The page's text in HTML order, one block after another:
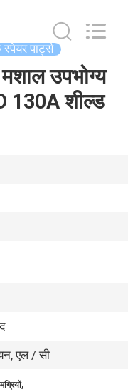
पार्ट्स
उपभोग्य
130A शील्ड
एल / सी
,